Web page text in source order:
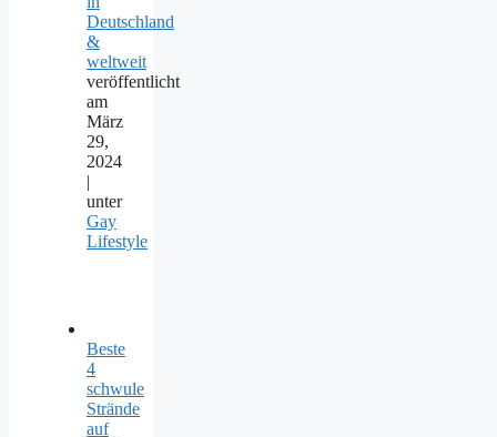
Deutschland
&
weltweit
veröffentlicht
am
März
29,
2024
|
unter
Gay
Lifestyle
Beste
4
schwule
Strände
auf